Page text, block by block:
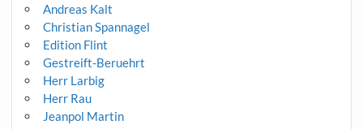
Andreas Kalt
Christian Spannagel
Edition Flint
Gestreift-Beruehrt
Herr Larbig
Herr Rau
Jeanpol Martin